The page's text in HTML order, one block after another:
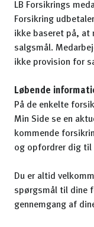
LB Forsikrings
Forsikring
ikke baseret på, at
salgsmål.
ikke provision for
Løbende
På de enkelte
Min Side se en
kommende
og opfordrer dig til
Du er altid
spørgsmål til dine
gennemgang af